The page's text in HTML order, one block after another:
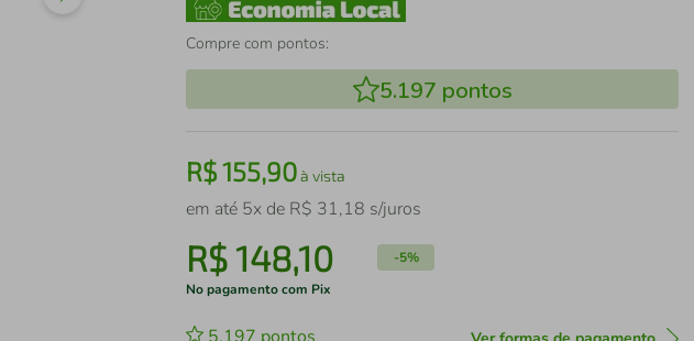
Compre com pontos:
5.197 pontos
R$155,90à vista
em até 5x de R$ 31,18 s/juros
R$148,10 -5%
No pagamento com Pix